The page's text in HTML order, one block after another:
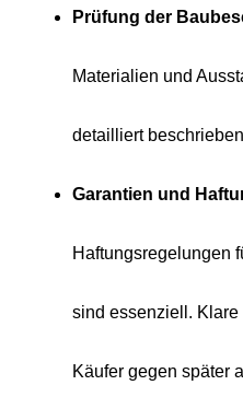
Prüfung der
Materialien und
detailliert
Garantien und
Haftungsregelungen
sind essenziell.
Käufer gegen später